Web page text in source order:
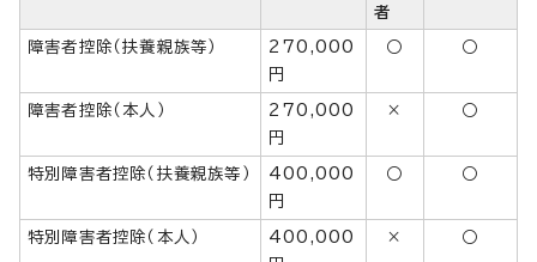
者
障害者控除（扶養親族等）
270,000
円
○ ○
障害者控除（本人）
270,000
円
× ○
特別障害者控除（扶養親族等）
400,000
円
○ ○
特別障害者控除（本人）
400,000
× ○